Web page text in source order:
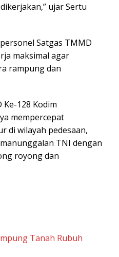
ujar Sertu
Satgas TMMD
maksimal agar
rampung dan
128 Kodim
mempercepat
di wilayah pedesaan,
TNI dengan
royong dan
Tanah Rubuh